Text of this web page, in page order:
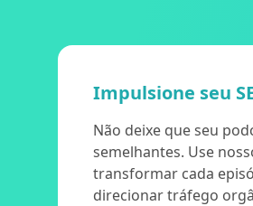
Impulsione seu
Não deixe que seu
semelhantes. Use
transformar cada
direcionar tráfego